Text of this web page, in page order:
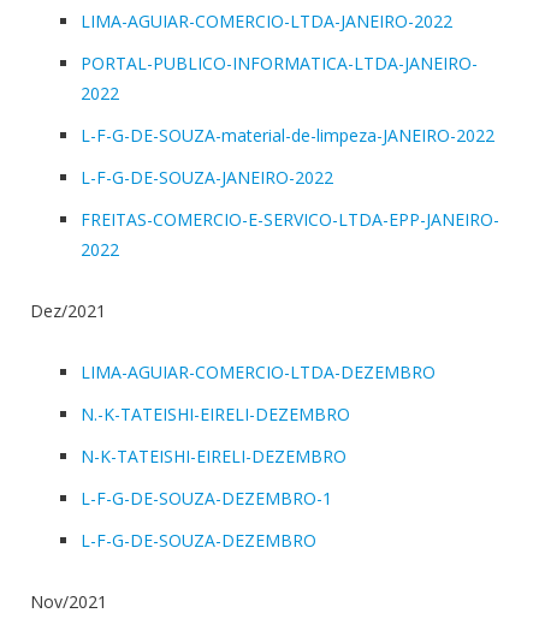
LIMA-AGUIAR-COMERCIO-LTDA-JANEIRO-2022
PORTAL-PUBLICO-INFORMATICA-LTDA-JANEIRO-
2022
L-F-G-DE-SOUZA-material-de-limpeza-JANEIRO-2022
L-F-G-DE-SOUZA-JANEIRO-2022
FREITAS-COMERCIO-E-SERVICO-LTDA-EPP-JANEIRO-
2022
Dez/2021
LIMA-AGUIAR-COMERCIO-LTDA-DEZEMBRO
N.-K-TATEISHI-EIRELI-DEZEMBRO
N-K-TATEISHI-EIRELI-DEZEMBRO
L-F-G-DE-SOUZA-DEZEMBRO-1
L-F-G-DE-SOUZA-DEZEMBRO
Nov/2021